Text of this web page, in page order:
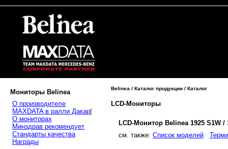
Мониторы Belinea
О производителе
MAXDATA в ралли Дакар
О мониторах
Минздрав рекомендует
Стандарты качества
Награды
Belinea / Каталог продукции / Каталог
LCD-Мониторы
LCD-Монитор Belinea 1925 S1W
cм. также: Список моделей